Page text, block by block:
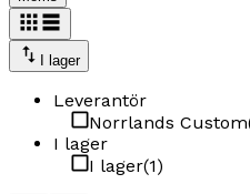
I lager
Leverantör
Norrlands Custom
I lager
I lager(1)